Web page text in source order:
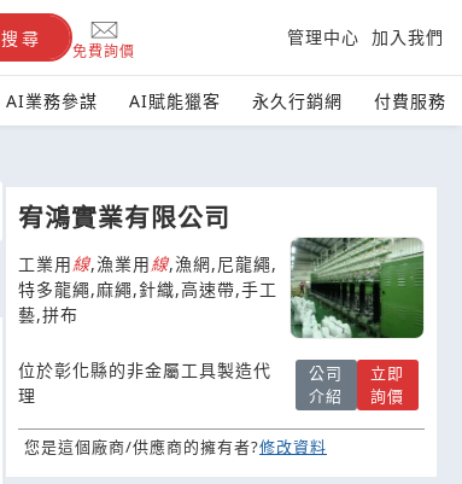
搜尋
免費詢價
管理中心 加入我們
AI業務參謀 AI賦能獵客 永久行銷網 付費服務
宥鴻實業有限公司
工業用線,漁業用線,漁網,尼龍繩,
特多龍繩,麻繩,針織,高速帶,手工
藝,拼布
位於彰化縣的非金屬工具製造代
理
公司
介紹
立即
詢價
您是這個廠商/供應商的擁有者?修改資料